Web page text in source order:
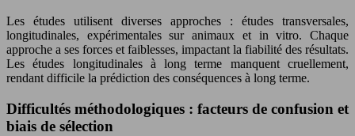
Les études utilisent diverses approches : études transversales,
longitudinales, expérimentales sur animaux et in vitro. Chaque
approche a ses forces et faiblesses, impactant la fiabilité des résultats.
Les études longitudinales à long terme manquent cruellement,
rendant difficile la prédiction des conséquences à long terme.
Difficultés méthodologiques : facteurs de confusion et
biais de sélection